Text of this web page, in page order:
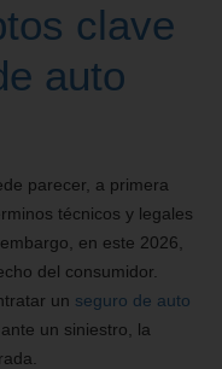
clave
auto
parecer, a primera
técnicos y legales
en este 2026,
del consumidor.
un seguro de auto
un siniestro, la